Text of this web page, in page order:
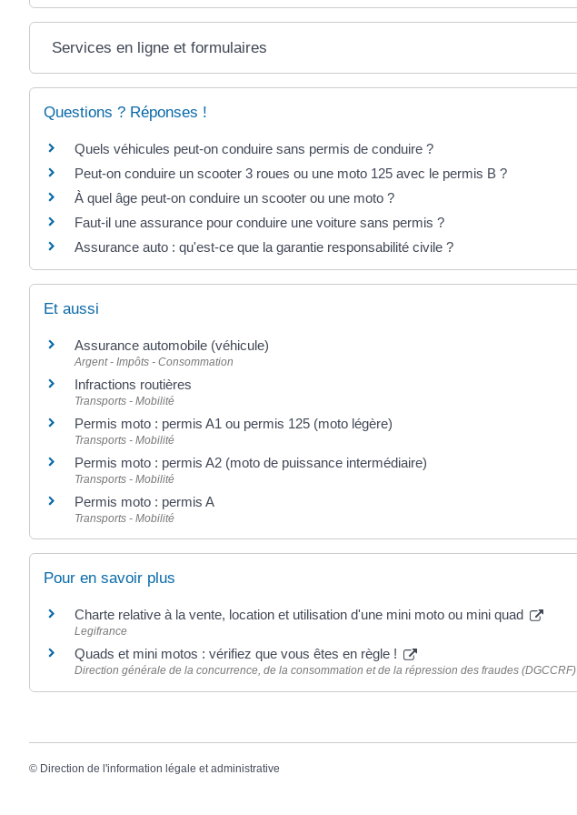
Services en ligne et formulaires
Questions ? Réponses !
Quels véhicules peut-on conduire sans permis de conduire ?
Peut-on conduire un scooter 3 roues ou une moto 125 avec le permis B ?
À quel âge peut-on conduire un scooter ou une moto ?
Faut-il une assurance pour conduire une voiture sans permis ?
Assurance auto : qu'est-ce que la garantie responsabilité civile ?
Et aussi
Assurance automobile (véhicule)
Argent - Impôts - Consommation
Infractions routières
Transports - Mobilité
Permis moto : permis A1 ou permis 125 (moto légère)
Transports - Mobilité
Permis moto : permis A2 (moto de puissance intermédiaire)
Transports - Mobilité
Permis moto : permis A
Transports - Mobilité
Pour en savoir plus
Charte relative à la vente, location et utilisation d'une mini moto ou mini quad
Legifrance
Quads et mini motos : vérifiez que vous êtes en règle !
Direction générale de la concurrence, de la consommation et de la répression des fraudes (DGCCRF)
© Direction de l'information légale et administrative